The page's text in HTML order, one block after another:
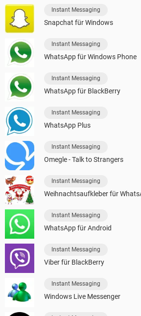
Instant Messaging
Snapchat für Windows
Instant Messaging
WhatsApp für Windows Phone
Instant Messaging
WhatsApp für BlackBerry
Instant Messaging
WhatsApp Plus
Instant Messaging
Omegle - Talk to Strangers
Instant Messaging
Weihnachtsaufkleber für
Instant Messaging
WhatsApp für Android
Instant Messaging
Viber für BlackBerry
Instant Messaging
Windows Live Messenger